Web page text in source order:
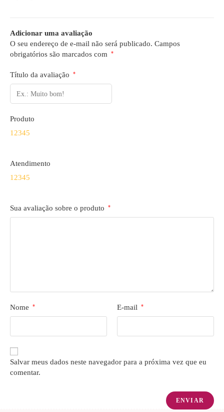
Adicionar uma avaliação
O seu endereço de e-mail não será publicado. Campos
obrigatórios são marcados com
*
Título da avaliação *
Produto
12345
Atendimento
12345
Sua avaliação sobre o produto *
Nome * E-mail *
Salvar meus dados neste navegador para a próxima vez que eu
comentar.